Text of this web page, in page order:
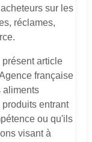
sur les
réclames,
présent article
française
aliments
produits entrant
ou qu'ils
visant à